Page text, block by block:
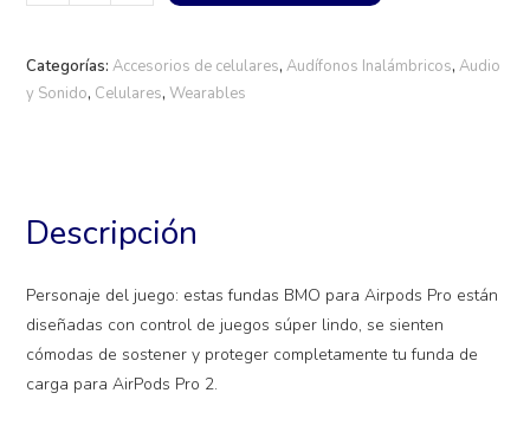
Categorías:Accesorios de celulares,Audífonos Inalámbricos,Audio
y Sonido, Celulares,Wearables
Descripción
Personaje del juego: estas fundas BMO para Airpods Pro están
diseñadas con control de juegos súper lindo, se sienten
cómodas de sostener y proteger completamente tu funda de
carga para AirPods Pro 2.